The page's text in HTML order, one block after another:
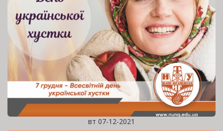
вт 07-12-2021